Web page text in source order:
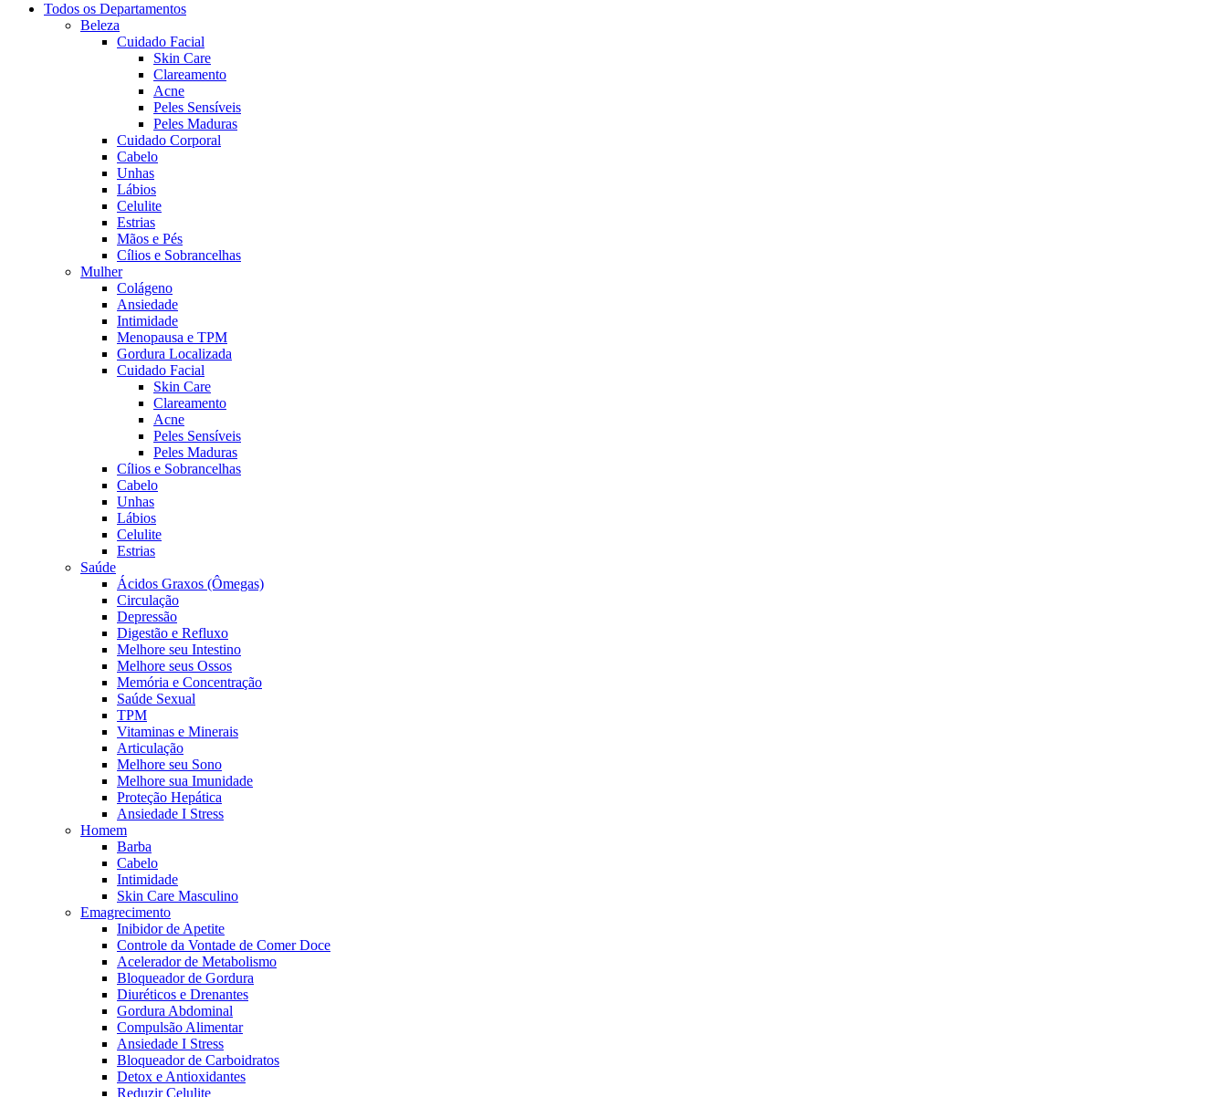
Todos os Departamentos
Beleza
Cuidado Facial
Skin Care
Clareamento
Acne
Peles Sensíveis
Peles Maduras
Cuidado Corporal
Cabelo
Unhas
Lábios
Celulite
Estrias
Mãos e Pés
Cílios e Sobrancelhas
Mulher
Colágeno
Ansiedade
Intimidade
Menopausa e TPM
Gordura Localizada
Cuidado Facial
Skin Care
Clareamento
Acne
Peles Sensíveis
Peles Maduras
Cílios e Sobrancelhas
Cabelo
Unhas
Lábios
Celulite
Estrias
Saúde
Ácidos Graxos (Ômegas)
Circulação
Depressão
Digestão e Refluxo
Melhore seu Intestino
Melhore seus Ossos
Memória e Concentração
Saúde Sexual
TPM
Vitaminas e Minerais
Articulação
Melhore seu Sono
Melhore sua Imunidade
Proteção Hepática
Ansiedade I Stress
Homem
Barba
Cabelo
Intimidade
Skin Care Masculino
Emagrecimento
Inibidor de Apetite
Controle da Vontade de Comer Doce
Acelerador de Metabolismo
Bloqueador de Gordura
Diuréticos e Drenantes
Gordura Abdominal
Compulsão Alimentar
Ansiedade I Stress
Bloqueador de Carboidratos
Detox e Antioxidantes
Reduzir Celulite